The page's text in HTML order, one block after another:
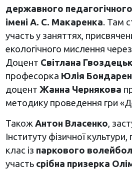
державного
імені А. С. Макаренка. Там
участь у заняттях,
екологічного мислення
Доцент Світлана
професорка Юлія
доцент Жанна Чернякова
методику проведення гри
Також Антон Власенко ,
Інституту фізичної
клас із паркового
участь срібна призерка